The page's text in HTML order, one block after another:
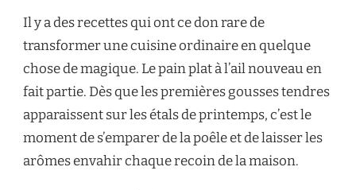
Il y a des recettes qui ont ce don rare de
transformer une cuisine ordinaire en quelque
chose de magique. Le pain plat à l’ail nouveau en
fait partie. Dès que les premières gousses tendres
apparaissent sur les étals de printemps, c’est le
moment de s’emparer de la poêle et de laisser les
arômes envahir chaque recoin de la maison.